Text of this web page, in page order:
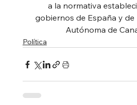
a la normativa
gobiernos de España y de
Autónoma de
Política